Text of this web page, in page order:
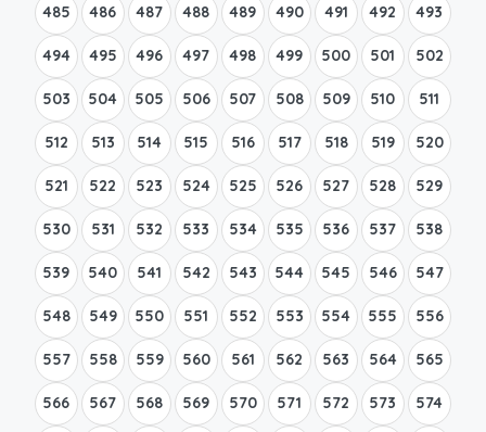
485 486 487 488 489 490 491 492 493
494 495 496 497 498 499 500 501 502
503 504 505 506 507 508 509 510 511
512 513 514 515 516 517 518 519 520
521 522 523 524 525 526 527 528 529
530 531 532 533 534 535 536 537 538
539 540 541 542 543 544 545 546 547
548 549 550 551 552 553 554 555 556
557 558 559 560 561 562 563 564 565
566 567 568 569 570 571 572 573 574